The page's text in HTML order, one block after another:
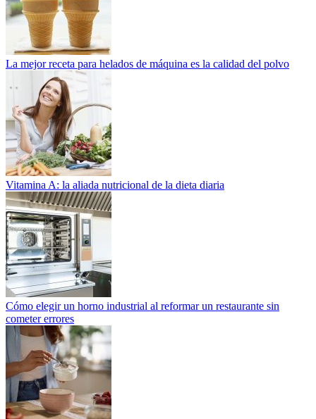
La mejor receta para helados de máquina es la calidad del polvo
Vitamina A: la aliada nutricional de la dieta diaria
Cómo elegir un horno industrial al reformar un restaurante sin
cometer errores